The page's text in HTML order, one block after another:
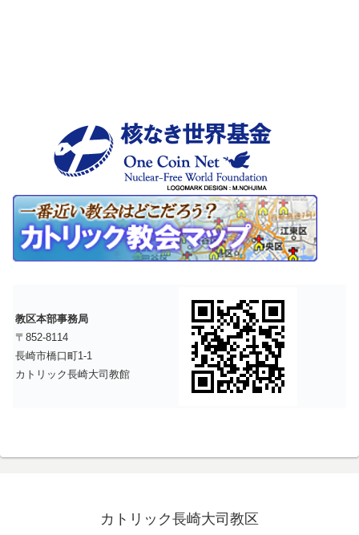
教区本部事務局
〒852-8114
長崎市橋口町1-1
カトリック長崎大司教館
カトリック長崎大司教区